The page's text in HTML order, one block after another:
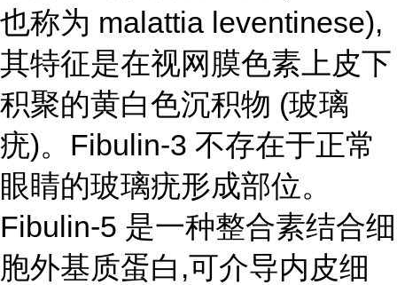
也称为 malattia leventinese),
其特征是在视网膜色素上皮下
积聚的黄白色沉积物 (玻璃
疣)。Fibulin-3 不存在于正常
眼睛的玻璃疣形成部位。
Fibulin-5 是一种整合素结合细
胞外基质蛋白,可介导内皮细